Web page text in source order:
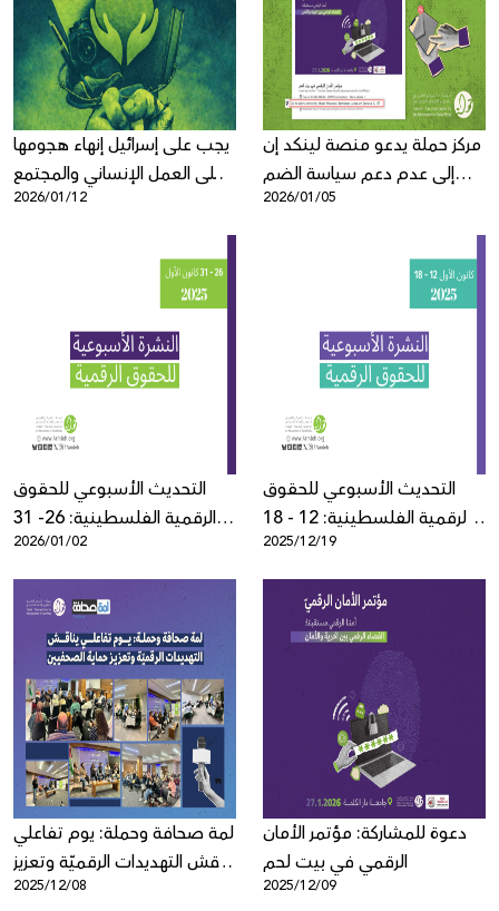
Donate
يجب على إسرائيل إنهاء هجومها
على العمل الإنساني والمجتمع
المدني
2026/01/12
مركز حملة يدعو منصة لينكد إن
إلى عدم دعم سياسة الضم
والخطاب الاستيطاني
2026/01/05
التحديث الأسبوعي للحقوق
الرقمية الفلسطينية: 26- 31
كانون الأول
2026/01/02
التحديث الأسبوعي للحقوق
الرقمية الفلسطينية: 12 - 18
كانون الأول
2025/12/19
لمة صحافة وحملة: يوم تفاعلي
يناقش التهديدات الرقميّة وتعزيز
حماية الصحفيين
2025/12/08
دعوة للمشاركة: مؤتمر الأمان
الرقمي في بيت لحم
2025/12/09